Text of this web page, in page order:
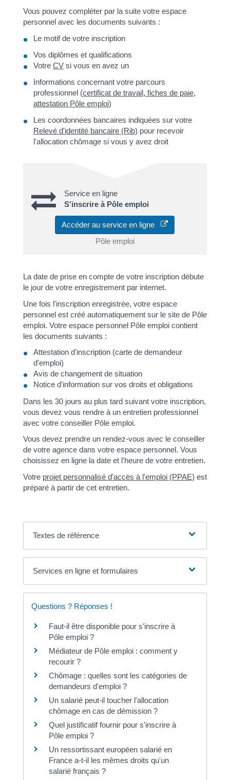
Vous pouvez compléter par la suite votre espace
personnel avec les documents suivants :
Le motif de votre inscription
Vos diplômes et qualifications
Votre CVsi vous en avez un
Informations concernant votre parcours
professionnel (certificat de travail, fiches de paie,
attestation Pôle emploi)
Les coordonnées bancaires indiquées sur votre
Relevé d'identité bancaire (Rib) pour recevoir
l'allocation chômage si vous y avez droit
Service en ligne
S'inscrire à Pôle emploi
Accéder au service en ligne
Pôle emploi
La date de prise en compte de votre inscription débute
le jour de votre enregistrement par internet.
Une fois l'inscription enregistrée, votre espace
personnel est créé automatiquement sur le site de Pôle
emploi. Votre espace personnel Pôle emploi contient
les documents suivants :
Attestation d'inscription (carte de demandeur
d'emploi)
Avis de changement de situation
Notice d'information sur vos droits et obligations
Dans les 30 jours au plus tard suivant votre inscription,
vous devez vous rendre à un entretien professionnel
avec votre conseiller Pôle emploi.
Vous devez prendre un rendez-vous avec le conseiller
de votre agence dans votre espace personnel. Vous
choisissez en ligne la date et l'heure de votre entretien.
Votre projet personnalisé d'accès à l'emploi (PPAE) est
préparé à partir de cet entretien.
Textes de référence
Services en ligne et formulaires
Questions ? Réponses !
Faut-il être disponible pour s'inscrire à
Pôle emploi ?
Médiateur de Pôle emploi : comment y
recourir ?
Chômage : quelles sont les catégories de
demandeurs d'emploi ?
Un salarié peut-il toucher l'allocation
chômage en cas de démission ?
Quel justificatif fournir pour s'inscrire à
Pôle emploi ?
Un ressortissant européen salarié en
France a-t-il les mêmes droits qu'un
salarié français ?